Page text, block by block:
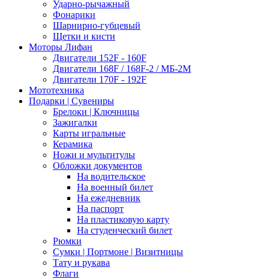
Ударно-рычажный
Фонарики
Шарнирно-губцевый
Щетки и кисти
Моторы Лифан
Двигатели 152F - 160F
Двигатели 168F / 168F-2 / МБ-2М
Двигатели 170F - 192F
Мототехника
Подарки | Сувениры
Брелоки | Ключницы
Зажигалки
Карты игральные
Керамика
Ножи и мультитулы
Обложки документов
На водительское
На военный билет
На ежедневник
На паспорт
На пластиковую карту
На студенческий билет
Рюмки
Сумки | Портмоне | Визитницы
Тату и рукава
Флаги